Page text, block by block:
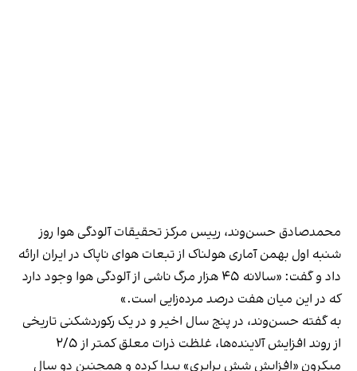
محمدصادق حسن‌وند، رییس مرکز تحقیقات آلودگی هوا روز
شنبه اول بهمن آماری هولناک از تبعات هوای ناپاک در ایران ارائه
داد و گفت: «سالانه ۴۵ هزار مرگ ناشی از آلودگی هوا وجود دارد
که در این میان هفت درصد مرده‌زایی است.»
به گفته حسن‌وند، در پنج سال اخیر و در یک رکوردشکنی تاریخی
از روند افزایش آلاینده‌ها، غلظت ذرات معلق کمتر از ۲/۵
میکرون «افزایش شش برابری» پیدا کرده و همچنین دو سال